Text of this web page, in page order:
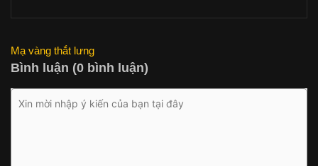
Mạ vàng thắt lưng
Bình luận (0 bình luận)